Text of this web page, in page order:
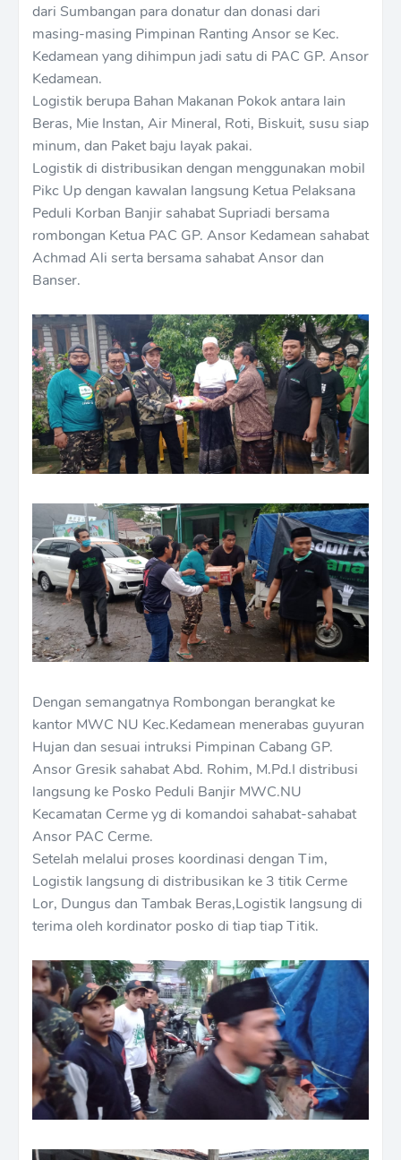
dari Sumbangan para donatur dan donasi dari
masing-masing Pimpinan Ranting Ansor se Kec.
Kedamean yang dihimpun jadi satu di PAC GP. Ansor
Kedamean.
Logistik berupa Bahan Makanan Pokok antara lain
Beras, Mie Instan, Air Mineral, Roti, Biskuit, susu siap
minum, dan Paket baju layak pakai.
Logistik di distribusikan dengan menggunakan mobil
Pikc Up dengan kawalan langsung Ketua Pelaksana
Peduli Korban Banjir sahabat Supriadi bersama
rombongan Ketua PAC GP. Ansor Kedamean sahabat
Achmad Ali serta bersama sahabat Ansor dan
Banser.
Dengan semangatnya Rombongan berangkat ke
kantor MWC NU Kec.Kedamean menerabas guyuran
Hujan dan sesuai intruksi Pimpinan Cabang GP.
Ansor Gresik sahabat Abd. Rohim, M.Pd.I distribusi
langsung ke Posko Peduli Banjir MWC.NU
Kecamatan Cerme yg di komandoi sahabat-sahabat
Ansor PAC Cerme.
Setelah melalui proses koordinasi dengan Tim,
Logistik langsung di distribusikan ke 3 titik Cerme
Lor, Dungus dan Tambak Beras,Logistik langsung di
terima oleh kordinator posko di tiap tiap Titik.